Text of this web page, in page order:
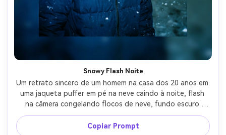
Snowy Flash Noite
Um retrato sincero de um homem na casa dos 20 anos em
uma jaqueta puffer em pé na neve caindo à noite, flash
na câmera congelando flocos de neve, fundo escuro
profundo, grão pesado, ligeiro desfoque nas bordas,
vibração de câmera descartável, tons azuis frios, meio
Copiar Prompt